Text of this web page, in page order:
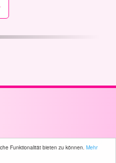
Funktionalität bieten zu können. Mehr
- All rights reserved -4580 user(s)